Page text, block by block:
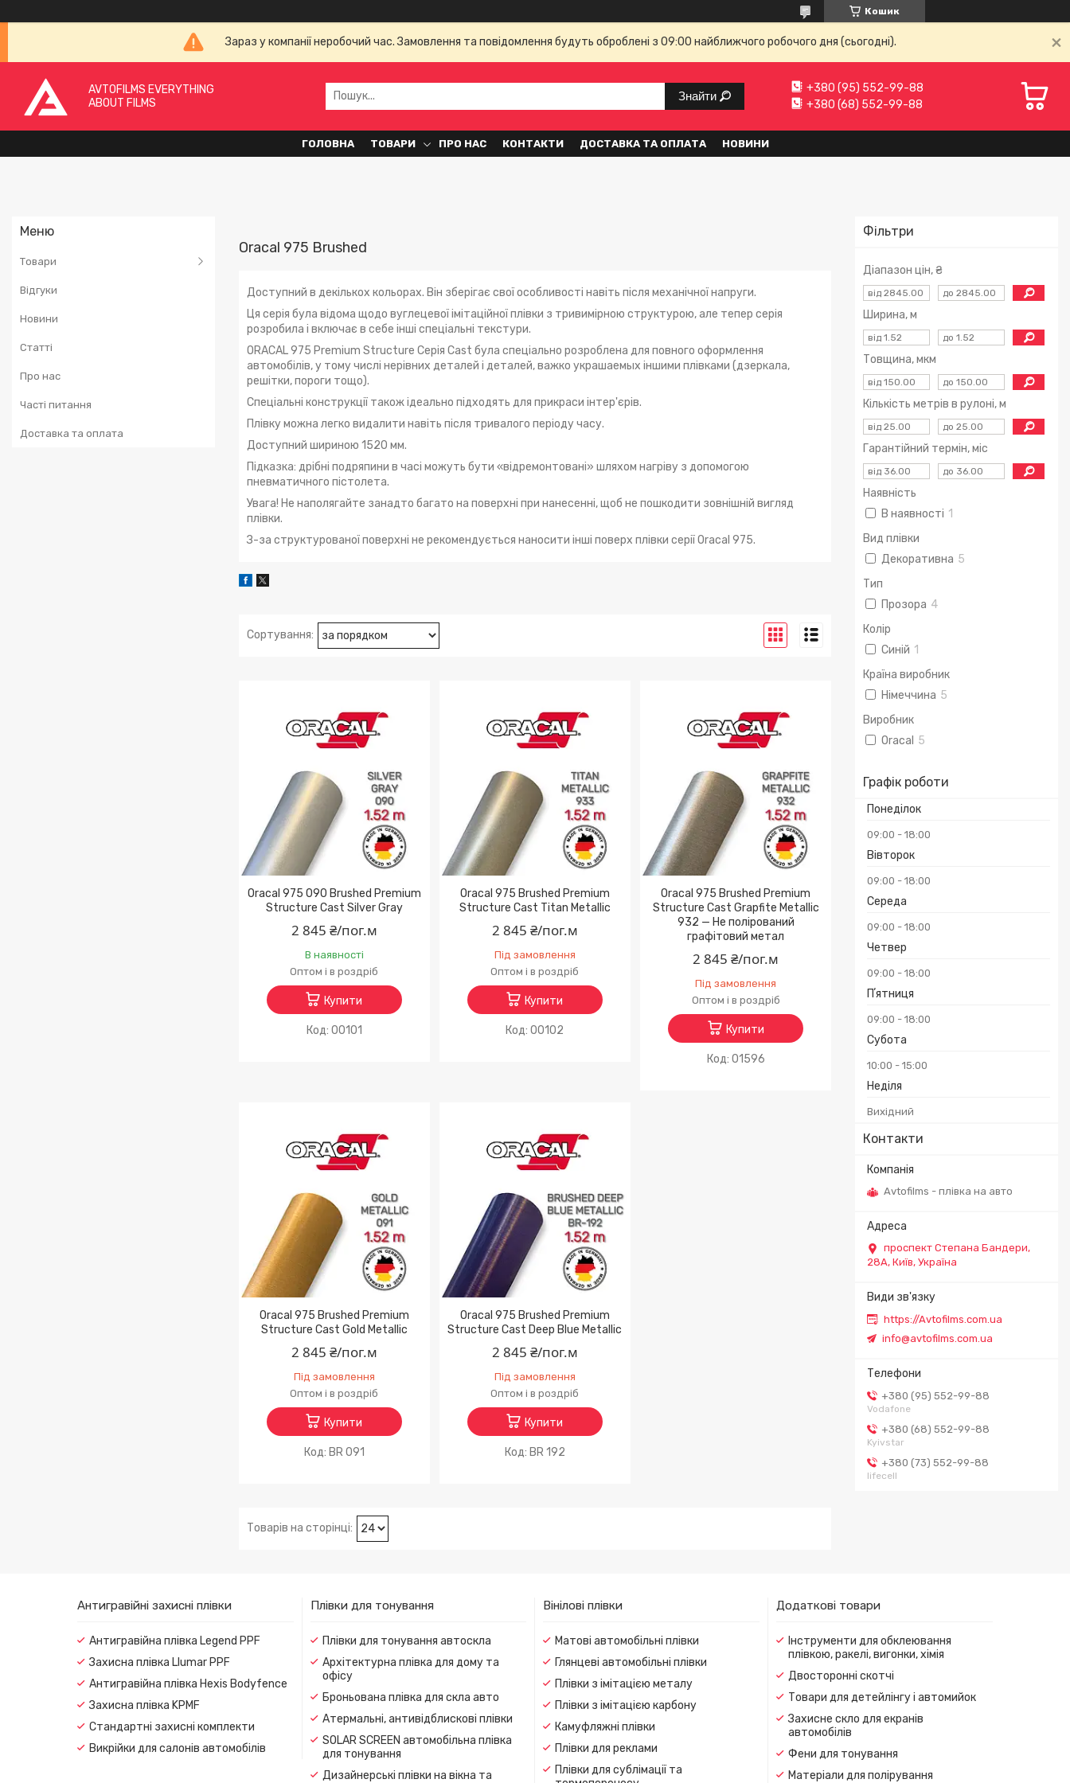
Кошик
Зараз у компанії неробочий час. Замовлення та повідомлення будуть оброблені з 09:00 найближчого робочого дня (сьогодні).
AVTOFILMS EVERYTHING
ABOUT FILMS
Знайти
+380 (95) 552-99-88
+380 (68) 552-99-88
ГОЛОВНА ТОВАРИ ПРО НАС КОНТАКТИ ДОСТАВКА ТА ОПЛАТА НОВИНИ
Товари
Відгуки
Новини
Статті
Про нас
Часті питання
Доставка та оплата
Фільтри
Діапазон цін, ₴
Ширина, м
Товщина, мкм
Кількість метрів в рулоні, м
Гарантійний термін, міс
Наявність
В наявності 1
Вид плівки
Декоративна 5
Тип
Прозора 4
Колір
Синій 1
Країна виробник
Німеччина 5
Виробник
Oracal 5
Графік роботи
Понеділок
09:00 18:00
Вівторок
09:00 18:00
Середа
09:00 18:00
Четвер
09:00 18:00
Пʼятниця
09:00 18:00
Субота
10:00 15:00
Неділя
Вихідний
Контакти
Avtofilms - плівка на авто
проспект Степана Бандери,
28А, Київ, Україна
https://Avtofilms.com.ua
info@avtofilms.com.ua
+380 (95) 552-99-88
Vodafone
+380 (68) 552-99-88
Kyivstar
+380 (73) 552-99-88
lifecell
Oracal 975 Brushed
Доступний в декількох кольорах. Він зберігає свої особливості навіть після механічної напруги.
Ця серія була відома щодо вуглецевої імітаційної плівки з тривимірною структурою, але тепер серія
розробила і включає в себе інші спеціальні текстури.
ORACAL 975 Premium Structure Серія Cast була спеціально розроблена для повного оформлення
автомобілів, у тому числі нерівних деталей і деталей, важко украшаемых іншими плівками (дзеркала,
решітки, пороги тощо).
Спеціальні конструкції також ідеально підходять для прикраси інтер'єрів.
Плівку можна легко видалити навіть після тривалого періоду часу.
Доступний шириною 1520 мм.
Підказка: дрібні подряпини в часі можуть бути «відремонтовані» шляхом нагріву з допомогою
пневматичного пістолета.
Увага! Не наполягайте занадто багато на поверхні при нанесенні, щоб не пошкодити зовнішній вигляд
плівки.
З-за структурованої поверхні не рекомендується наносити інші поверх плівки серії Oracal 975.
Oracal 975 090 Brushed Premium
Structure Cast Silver Gray
2 845 ₴/пог.м
В наявності
Оптом і в роздріб
Купити
00101
Oracal 975 Brushed Premium
Structure Cast Titan Metallic
2 845 ₴/пог.м
Під замовлення
Оптом і в роздріб
Купити
00102
Oracal 975 Brushed Premium
Structure Cast Grapfite Metallic
932 — Не полірований
графітовий метал
2 845 ₴/пог.м
Під замовлення
Оптом і в роздріб
Купити
01596
Oracal 975 Brushed Premium
Structure Cast Gold Metallic
2 845 ₴/пог.м
Під замовлення
Оптом і в роздріб
Купити
BR 091
Oracal 975 Brushed Premium
Structure Cast Deep Blue Metallic
2 845 ₴/пог.м
Під замовлення
Оптом і в роздріб
Купити
BR 192
Антигравійні захисні плівки
Антигравійна плівка Legend PPF
Захисна плівка Llumar PPF
Антигравійна плівка Hexis Bodyfence
Захисна плівка KPMF
Стандартні захисні комплекти
Викрійки для салонів автомобілів
Плівки для тонування
Плівки для тонування автоскла
Архітектурна плівка для дому та
офісу
Броньована плівка для скла авто
Атермальні, антивідблискові плівки
SOLAR SCREEN автомобільна плівка
для тонування
Дизайнерські плівки на вікна та
Вінілові плівки
Матові автомобільні плівки
Глянцеві автомобільні плівки
Плівки з імітацією металу
Плівки з імітацією карбону
Камуфляжні плівки
Плівки для реклами
Плівки для сублімації та
Додаткові товари
Інструменти для обклеювання
плівкою, ракелі, вигонки, хімія
Двосторонні скотчі
Товари для детейлінгу і автомийок
Захисне скло для екранів
автомобілів
Фени для тонування
Матеріали для полірування